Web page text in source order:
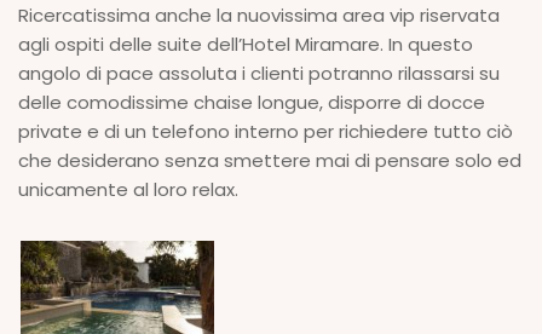
Ricercatissima anche la nuovissima area vip riservata
agli ospiti delle suite dell’Hotel Miramare. In questo
angolo di pace assoluta i clienti potranno rilassarsi su
delle comodissime chaise longue, disporre di docce
private e di un telefono interno per richiedere tutto ciò
che desiderano senza smettere mai di pensare solo ed
unicamente al loro relax.